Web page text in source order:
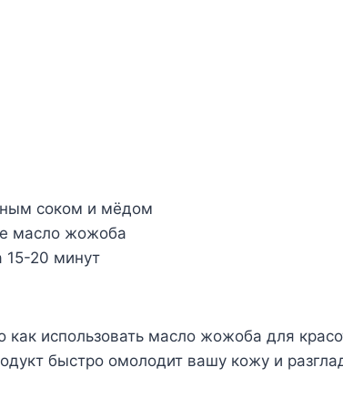
соком и мёдом
масло жожоба
15-20 минут
как использовать масло жожоба для
быстро омолодит вашу кожу и